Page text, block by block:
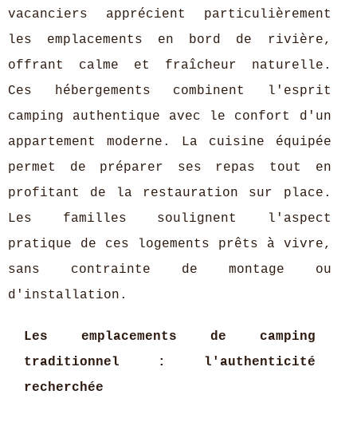
vacanciers apprécient particulièrement
les emplacements en bord de rivière,
offrant calme et fraîcheur naturelle.
Ces hébergements combinent l'esprit
camping authentique avec le confort d'un
appartement moderne. La cuisine équipée
permet de préparer ses repas tout en
profitant de la restauration sur place.
Les familles soulignent l'aspect
pratique de ces logements prêts à vivre,
sans contrainte de montage ou
d'installation.
Les emplacements de camping
traditionnel : l'authenticité
recherchée